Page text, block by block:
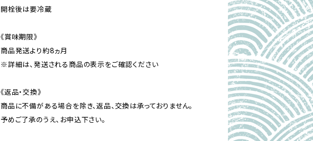
開栓後は要冷蔵
《賞味期限》
商品発送より約8ヵ月
※詳細は、発送される商品の表示をご確認ください
《返品・交換》
商品に不備がある場合を除き、返品、交換は承っておりません。
予めご了承のうえ、お申込下さい。